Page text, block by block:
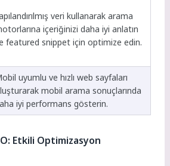
veri kullanarak arama
içeriğinizi daha iyi anlatın
featured snippet için optimize edin.
uyumlu ve hızlı web sayfaları
mobil arama sonuçlarında
iyi performans gösterin.
Etkili Optimizasyon